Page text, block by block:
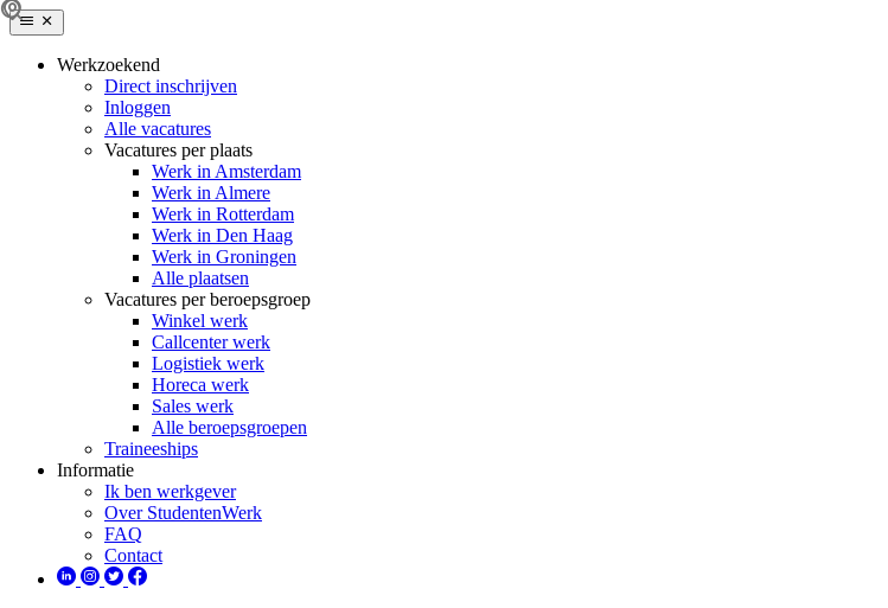
Werkzoekend
Direct inschrijven
Inloggen
Alle vacatures
Vacatures per plaats
Werk in Amsterdam
Werk in Almere
Werk in Rotterdam
Werk in Den Haag
Werk in Groningen
Alle plaatsen
Vacatures per beroepsgroep
Winkel werk
Callcenter werk
Logistiek werk
Horeca werk
Sales werk
Alle beroepsgroepen
Traineeships
Informatie
Ik ben werkgever
Over StudentenWerk
FAQ
Contact